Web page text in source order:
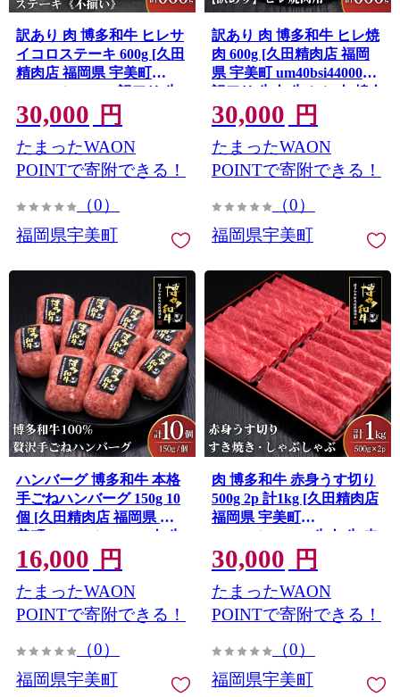
訳あり 肉 博多和牛 ヒレサ
イコロステーキ 600g [久田
精肉店 福岡県 宇美町
um40bsi440001] 訳アリ 牛
肉 牛 ヒレ サイコロステー
キ 冷凍
30,000 円
たまったWAON
POINTで寄附できる！
（0）
福岡県宇美町
訳あり 肉 博多和牛 ヒレ焼
肉 600g [久田精肉店 福岡
県 宇美町 um40bsi440002]
訳アリ 牛肉 牛 ヒレ肉 焼肉
ヘルシー 冷凍
30,000 円
たまったWAON
POINTで寄附できる！
（0）
福岡県宇美町
ハンバーグ 博多和牛 本格
手ごねハンバーグ 150g 10
個 [久田精肉店 福岡県 宇
美町 um40bsi440003] 肉 牛
肉 牛ミンチ 牛ハンバーグ
冷凍
16,000 円
たまったWAON
POINTで寄附できる！
（0）
福岡県宇美町
肉 博多和牛 赤身うす切り
500g 2p 計1kg [久田精肉店
福岡県 宇美町
um40bsi440004] 牛肉 牛 赤
身 うす切り すき焼き しゃ
ぶしゃぶ 冷凍
30,000 円
たまったWAON
POINTで寄附できる！
（0）
福岡県宇美町